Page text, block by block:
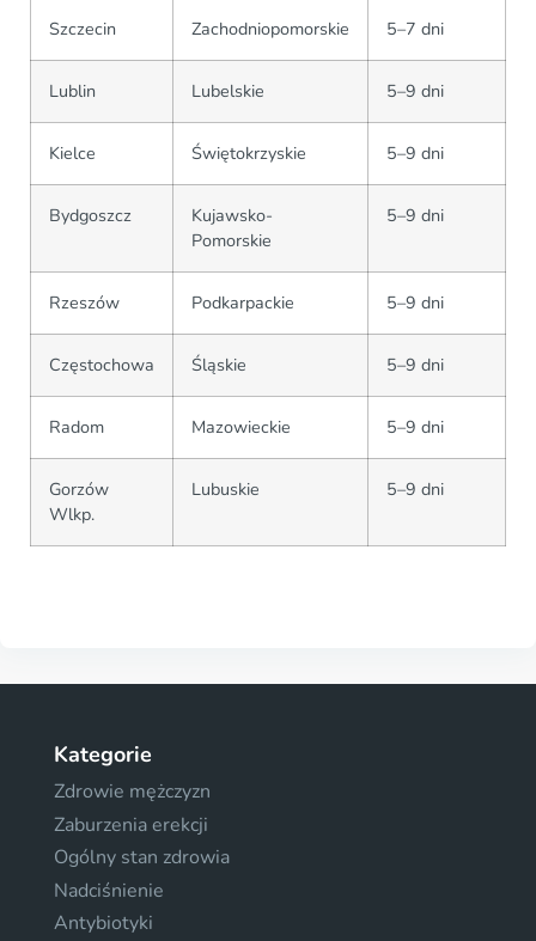
Szczecin Zachodniopomorskie 5–7 dni
Lublin Lubelskie 5–9 dni
Kielce Świętokrzyskie 5–9 dni
Bydgoszcz
Kujawsko-
Pomorskie
5–9 dni
Rzeszów Podkarpackie 5–9 dni
Częstochowa Śląskie 5–9 dni
Radom Mazowieckie 5–9 dni
Gorzów
Wlkp.
Lubuskie 5–9 dni
Kategorie
Zdrowie mężczyzn
Zaburzenia erekcji
Ogólny stan zdrowia
Nadciśnienie
Antybiotyki